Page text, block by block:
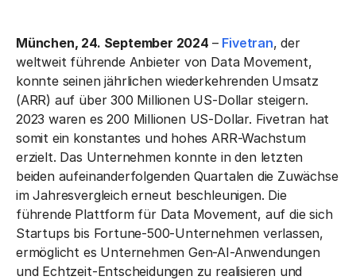
München, 24. September 2024 – Fivetran, der
weltweit führende Anbieter von Data Movement,
konnte seinen jährlichen wiederkehrenden Umsatz
(ARR) auf über 300 Millionen US-Dollar steigern.
2023 waren es 200 Millionen US-Dollar. Fivetran hat
somit ein konstantes und hohes ARR-Wachstum
erzielt. Das Unternehmen konnte in den letzten
beiden aufeinanderfolgenden Quartalen die Zuwächse
im Jahresvergleich erneut beschleunigen. Die
führende Plattform für Data Movement, auf die sich
Startups bis Fortune-500-Unternehmen verlassen,
ermöglicht es Unternehmen Gen-AI-Anwendungen
und Echtzeit-Entscheidungen zu realisieren und